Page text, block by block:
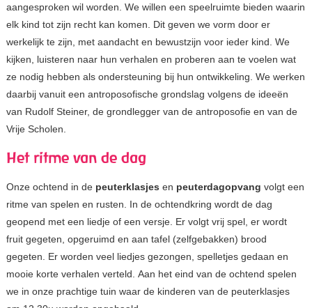
aangesproken wil worden. We willen een speelruimte bieden waarin
elk kind tot zijn recht kan komen. Dit geven we vorm door er
werkelijk te zijn, met aandacht en bewustzijn voor ieder kind. We
kijken, luisteren naar hun verhalen en proberen aan te voelen wat
ze nodig hebben als ondersteuning bij hun ontwikkeling. We werken
daarbij vanuit een antroposofische grondslag volgens de ideeën
van Rudolf Steiner, de grondlegger van de antroposofie en van de
Vrije Scholen.
Het ritme van de dag
Onze ochtend in de peuterklasjes en peuterdagopvang volgt een
ritme van spelen en rusten. In de ochtendkring wordt de dag
geopend met een liedje of een versje. Er volgt vrij spel, er wordt
fruit gegeten, opgeruimd en aan tafel (zelfgebakken) brood
gegeten. Er worden veel liedjes gezongen, spelletjes gedaan en
mooie korte verhalen verteld. Aan het eind van de ochtend spelen
we in onze prachtige tuin waar de kinderen van de peuterklasjes